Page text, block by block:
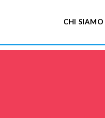
CHI SIAMO